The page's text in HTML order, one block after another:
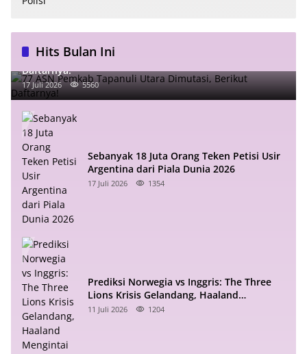
Hits Bulan Ini
77 ASN Pemkab Tapanuli Utara Dimutasi, Berikut
Daftarnya!
17 Juli 2026 5560
Sebanyak 18 Juta Orang Teken Petisi Usir
Argentina dari Piala Dunia 2026
17 Juli 2026 1354
Prediksi Norwegia vs Inggris: The Three
Lions Krisis Gelandang, Haaland
Mengintai
11 Juli 2026 1204